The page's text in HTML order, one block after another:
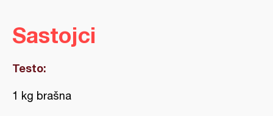
Sastojci
Testo:
1 kg brašna